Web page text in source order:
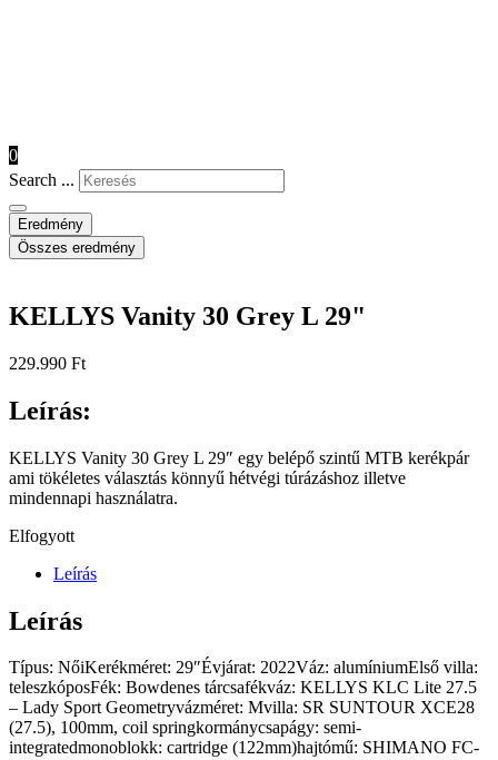
0
Search ...
Eredmény
Összes eredmény
KELLYS Vanity 30 Grey L 29"
229.990 Ft
Leírás:
KELLYS Vanity 30 Grey L 29″ egy belépő szintű MTB kerékpár
ami tökéletes választás könnyű hétvégi túrázáshoz illetve
mindennapi használatra.
Elfogyott
Leírás
Leírás
Típus: NőiKerékméret: 29″Évjárat: 2022Váz: alumíniumElső villa:
teleszkóposFék: Bowdenes tárcsafékváz: KELLYS KLC Lite 27.5
– Lady Sport Geometryvázméret: Mvilla: SR SUNTOUR XCE28
(27.5), 100mm, coil springkormánycsapágy: semi-
integratedmonoblokk: cartridge (122mm)hajtómű: SHIMANO FC-